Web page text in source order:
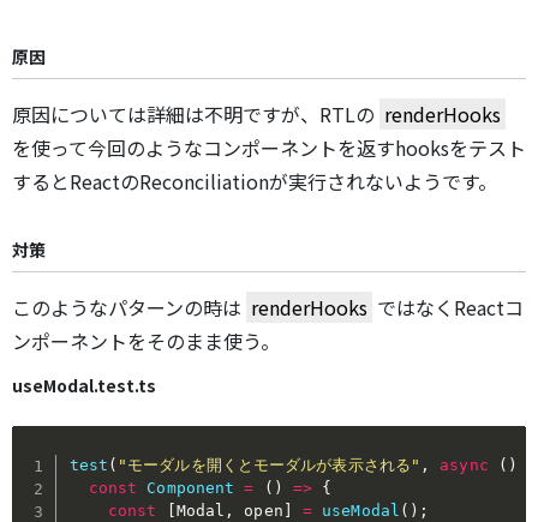
原因
原因については詳細は不明ですが、RTLの renderHooks
を使って今回のようなコンポーネントを返すhooksをテスト
するとReactのReconciliationが実行されないようです。
対策
このようなパターンの時は renderHooks ではなくReactコ
ンポーネントをそのまま使う。
useModal.test.ts
test ( "モーダルを開くとモーダルが表示される" , async ( )
const
Component = ( ) => {
const
Modal , open = useModal ( ) ;